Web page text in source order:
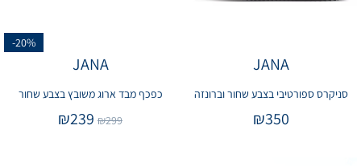
JANA
סניקרס ספורטיבי בצבע שחור וברונזה
₪350
-20%
JANA
כפכף מבד ארוג משובץ בצבע שחור
₪299
₪239